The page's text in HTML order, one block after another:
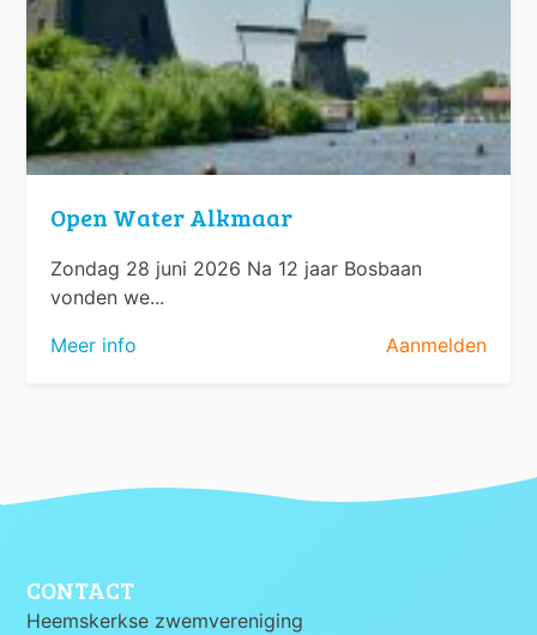
Open Water Alkmaar
Zondag 28 juni 2026 Na 12 jaar Bosbaan
vonden we...
Meer info
Aanmelden
CONTACT
Heemskerkse zwemvereniging